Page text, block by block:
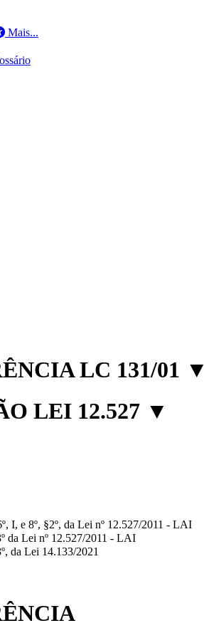
Mais...
LC 131/01 ▼
LEI 12.527 ▼
I, e 8º, §2º, da Lei nº 12.527/2011 - LAI
da Lei nº 12.527/2011 - LAI
da Lei 14.133/2021